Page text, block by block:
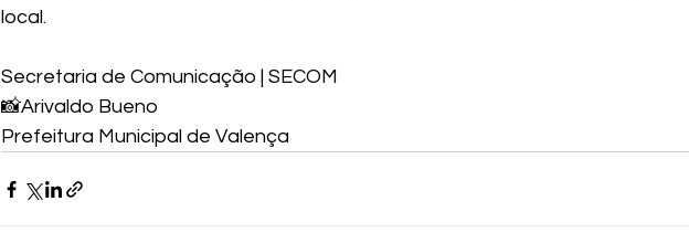
local.
Secretaria de Comunicação | SECOM
📸Arivaldo Bueno
Prefeitura Municipal de Valença